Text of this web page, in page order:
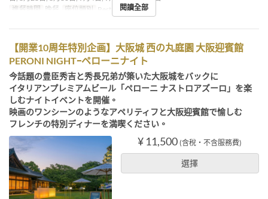
進餐時間 晚餐 座位類別 Restaurant閱讀全部
【開業10周年特別企画】大阪城 西の丸庭園 大阪迎賓館
PERONI NIGHTｰペローニナイト
今話題の豊臣秀吉と秀長兄弟が築いた大阪城をバックに
イタリアンプレミアムビール「ペローニ ナストロアズーロ」を楽
しむナイトイベントを開催。
映画のワンシーンのようなアペリティフと大阪迎賓館で愉しむ
フレンチの特別ディナーを満喫ください。
¥ 11,500 (含稅・不含服務費)
選擇